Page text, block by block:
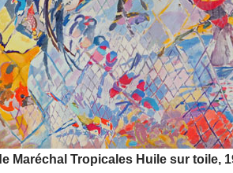
Maréchal Tropicales Huile sur toile,